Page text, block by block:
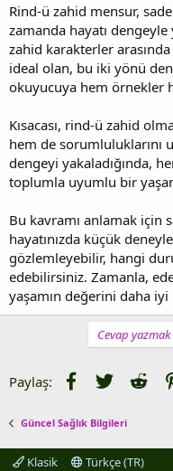
Rind-ü zahid mensur,
zamanda hayatı
zahid karakterler
ideal olan, bu iki yönü
okuyucuya hem örnekler
Kısacası, rind-ü zahid
hem de sorumluluklarını
dengeyi yakaladığında,
toplumla uyumlu bir
Bu kavramı anlamak için
hayatınızda küçük
gözlemleyebilir, hangi
edebilirsiniz. Zamanla,
yaşamın değerini daha iyi
Cevap
Paylaş: Facebook
Twitter
Güncel Sağlık Bilgileri
Klasik Türkçe (TR)